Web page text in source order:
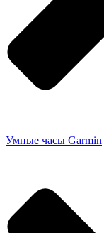
Умные часы Garmin